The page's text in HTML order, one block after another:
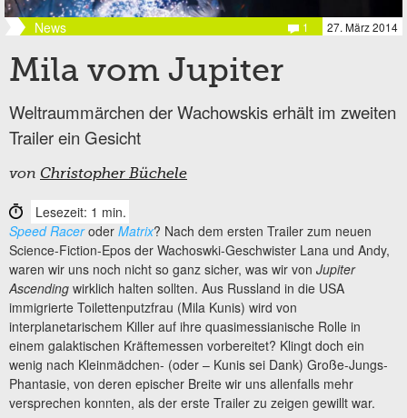
News 27. März 2014
1
Mila vom Jupiter
Weltraummärchen der Wachowskis erhält im zweiten
Trailer ein Gesicht
von Christopher Büchele
Lesezeit: 1 min.
Speed Raceroder Matrix? Nach dem ersten Trailer zum neuen
Science-Fiction-Epos der Wachoswki-Geschwister Lana und Andy,
waren wir uns noch nicht so ganz sicher, was wir von Jupiter
Ascending wirklich halten sollten. Aus Russland in die USA
immigrierte Toilettenputzfrau (Mila Kunis) wird von
interplanetarischem Killer auf ihre quasimessianische Rolle in
einem galaktischen Kräftemessen vorbereitet? Klingt doch ein
wenig nach Kleinmädchen- (oder – Kunis sei Dank) Große-Jungs-
Phantasie, von deren epischer Breite wir uns allenfalls mehr
versprechen konnten, als der erste Trailer zu zeigen gewillt war.